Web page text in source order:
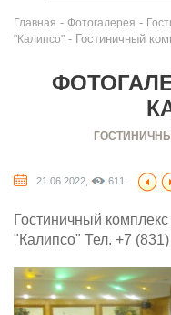
Главная - Фотогалерея -
"Калипсо" - Гостиничный
21.06.2022, 611
Гостиничный
"Калипсо" Тел. +7